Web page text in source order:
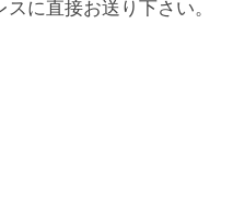
スに直接お送り下さい。